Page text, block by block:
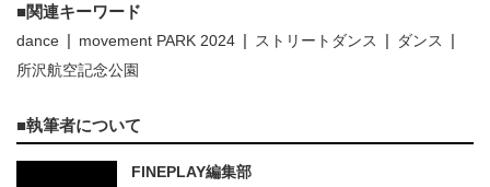
関連キーワード
dance movement PARK 2024 ストリートダンス
ダンス
所沢航空記念公園
執筆者について
FINEPLAY編集部